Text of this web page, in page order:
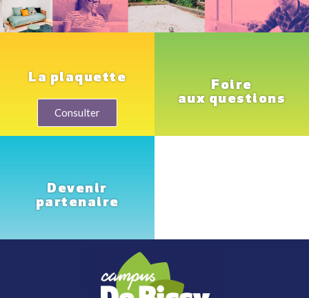
La plaquette
Consulter
Foire
aux questions
Devenir
partenaire